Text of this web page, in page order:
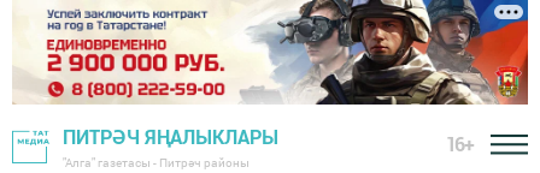
ПИТРӘЧ ЯҢАЛЫКЛАРЫ
"Алга" газетасы - Питрәч районы
16+